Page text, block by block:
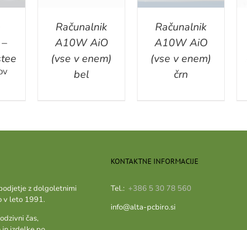
Računalnik
A10W AiO
(vse v enem)
bel
Računalnik
A10W AiO
(vse v enem)
črn
z dolgoletnimi
v leto 1991.
čas,
KONTAKTNE INFORMACIJE
Tel.: +386 5 30 78 560
info@alta-pcbiro.si